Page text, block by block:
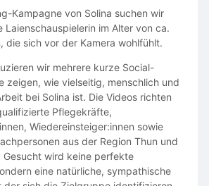
Kampagne von Solina suchen wir
Laienschauspielerin im Alter von ca.
die sich vor der Kamera wohlfühlt.
wir mehrere kurze Social-
zeigen, wie vielseitig, menschlich und
bei Solina ist. Die Videos richten
Pflegekräfte,
Wiedereinsteiger:innen sowie
aus der Region Thun und
Gesucht wird keine perfekte
eine natürliche, sympathische